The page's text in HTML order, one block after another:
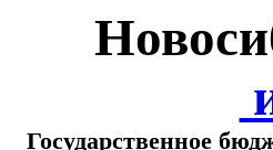
Государственное